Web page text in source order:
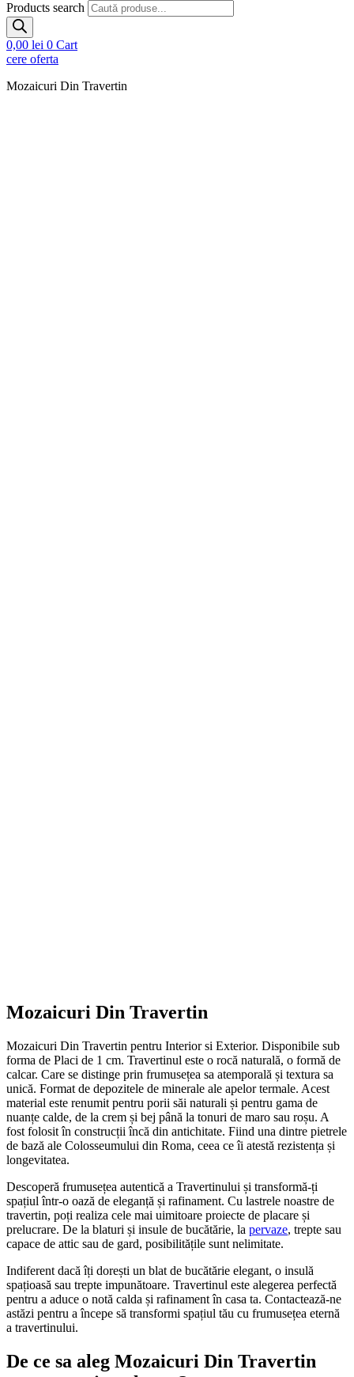
Products search
0,00 lei 0 Cart
cere oferta
Mozaicuri Din Travertin
Mozaicuri Din Travertin
Mozaicuri Din Travertin pentru Interior si Exterior. Disponibile sub
forma de Placi de 1 cm. Travertinul este o rocă naturală, o formă de
calcar. Care se distinge prin frumusețea sa atemporală și textura sa
unică. Format de depozitele de minerale ale apelor termale. Acest
material este renumit pentru porii săi naturali și pentru gama de
nuanțe calde, de la crem și bej până la tonuri de maro sau roșu. A
fost folosit în construcții încă din antichitate. Fiind una dintre pietrele
de bază ale Colosseumului din Roma, ceea ce îi atestă rezistența și
longevitatea.
Descoperă frumusețea autentică a Travertinului și transformă-ți
spațiul într-o oază de eleganță și rafinament. Cu lastrele noastre de
travertin, poți realiza cele mai uimitoare proiecte de placare și
prelucrare. De la blaturi și insule de bucătărie, la pervaze, trepte sau
capace de attic sau de gard, posibilitățile sunt nelimitate.
Indiferent dacă îți dorești un blat de bucătărie elegant, o insulă
spațioasă sau trepte impunătoare. Travertinul este alegerea perfectă
pentru a aduce o notă calda și rafinament în casa ta. Contactează-ne
astăzi pentru a începe să transformi spațiul tău cu frumusețea eternă
a travertinului.
De ce sa aleg Mozaicuri Din Travertin